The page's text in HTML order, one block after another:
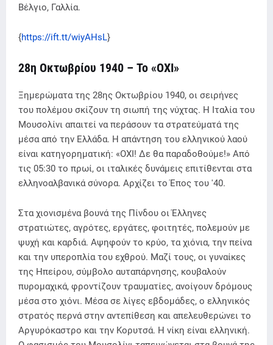
Βέλγιο, Γαλλία.
{https://ift.tt/wiyAHsL}
28η Οκτωβρίου 1940 – Το «ΟΧΙ»
Ξημερώματα της 28ης Οκτωβρίου 1940, οι σειρήνες
του πολέμου σκίζουν τη σιωπή της νύχτας. Η Ιταλία του
Μουσολίνι απαιτεί να περάσουν τα στρατεύματά της
μέσα από την Ελλάδα. Η απάντηση του ελληνικού λαού
είναι κατηγορηματική: «ΟΧΙ! Δε θα παραδοθούμε!» Από
τις 05:30 το πρωί, οι ιταλικές δυνάμεις επιτίθενται στα
ελληνοαλβανικά σύνορα. Αρχίζει το Έπος του '40.
Στα χιονισμένα βουνά της Πίνδου οι Έλληνες
στρατιώτες, αγρότες, εργάτες, φοιτητές, πολεμούν με
ψυχή και καρδιά. Αψηφούν το κρύο, τα χιόνια, την πείνα
και την υπεροπλία του εχθρού. Μαζί τους, οι γυναίκες
της Ηπείρου, σύμβολο αυταπάρνησης, κουβαλούν
πυρομαχικά, φροντίζουν τραυματίες, ανοίγουν δρόμους
μέσα στο χιόνι. Μέσα σε λίγες εβδομάδες, ο ελληνικός
στρατός περνά στην αντεπίθεση και απελευθερώνει το
Αργυρόκαστρο και την Κορυτσά. Η νίκη είναι ελληνική.